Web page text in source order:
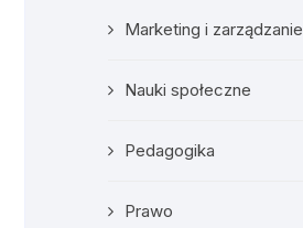
Marketing i zarządzanie
Nauki społeczne
Pedagogika
Prawo